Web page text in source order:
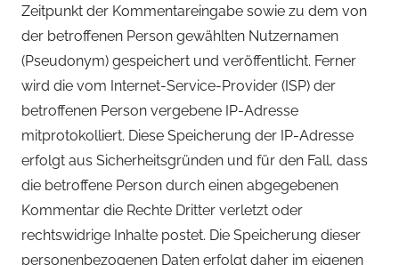
Zeitpunkt der Kommentareingabe sowie zu dem von
der betroffenen Person gewählten Nutzernamen
(Pseudonym) gespeichert und veröffentlicht. Ferner
wird die vom Internet-Service-Provider (ISP) der
betroffenen Person vergebene IP-Adresse
mitprotokolliert. Diese Speicherung der IP-Adresse
erfolgt aus Sicherheitsgründen und für den Fall, dass
die betroffene Person durch einen abgegebenen
Kommentar die Rechte Dritter verletzt oder
rechtswidrige Inhalte postet. Die Speicherung dieser
personenbezogenen Daten erfolgt daher im eigenen